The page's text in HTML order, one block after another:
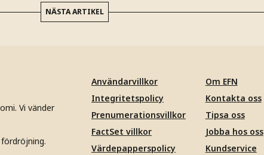
NÄSTA ARTIKEL
Vi vänder
Användarvillkor
Integritetspolicy
Prenumerationsvillkor
FactSet villkor
Värdepapperspolicy
Om EFN
Kontakta oss
Tipsa oss
Jobba hos oss
Kundservice